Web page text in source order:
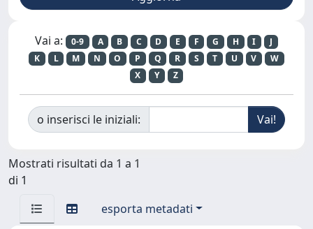
Vai a: 0-9 A B C D E F G H I
J
K
L M N O P Q R S T U V
W
X
Y Z
o inserisci le iniziali:
Mostrati risultati da 1 a 1
di 1
esporta metadati